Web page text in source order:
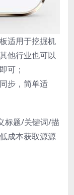
适用于挖掘机
他行业也可以
可；
步，简单适
标题/关键词/描
成本获取源源